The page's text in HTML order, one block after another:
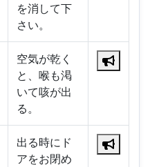
を消して下
さい。
空気が乾く
と、喉も渇
いて咳が出
る。
出る時にド
アをお閉め